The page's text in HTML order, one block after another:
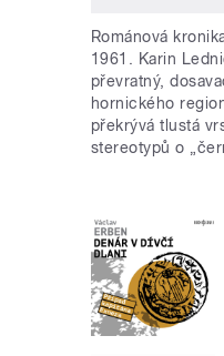
Románová
1961. Karin
převratný,
hornického
překrývá tlustá
stereotypů o